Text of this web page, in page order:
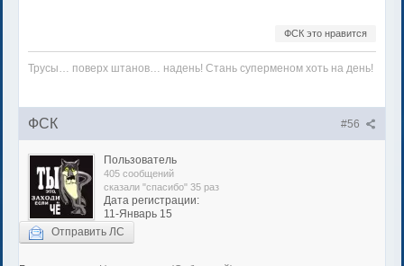
ФСК это нравится
Трусы… поверх штанов… надень! Стань суперменом хоть на день!
#56
ФСК
Пользователь
405 сообщений
сказали "спасибо" 35 раз
Дата регистрации:
11-Январь 15
Отправить ЛС